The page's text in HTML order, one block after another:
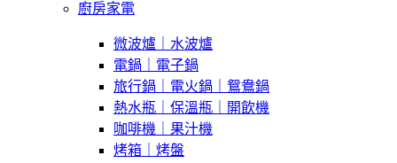
廚房家電
微波爐｜水波爐
電鍋｜電子鍋
旅行鍋｜電火鍋｜鴛鴦鍋
熱水瓶｜保溫瓶｜開飲機
咖啡機｜果汁機
烤箱｜烤盤